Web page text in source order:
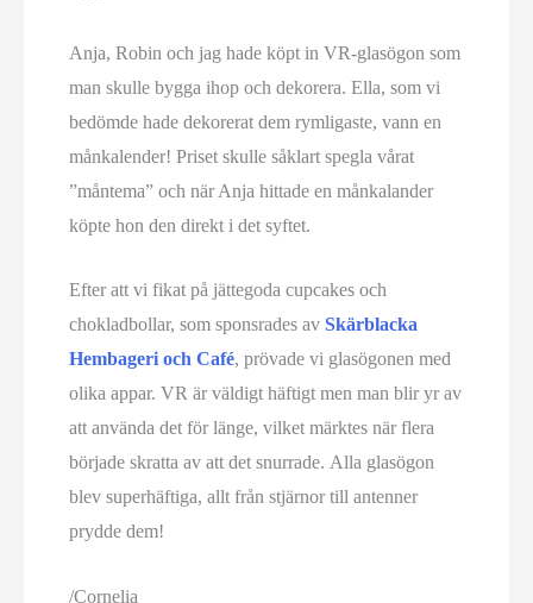
Anja, Robin och jag hade köpt in VR-glasögon som
man skulle bygga ihop och dekorera. Ella, som vi
bedömde hade dekorerat dem rymligaste, vann en
månkalender! Priset skulle såklart spegla vårat
”måntema” och när Anja hittade en månkalander
köpte hon den direkt i det syftet.
Efter att vi fikat på jättegoda cupcakes och
chokladbollar, som sponsrades avSkärblacka
Hembageri och Café, prövade vi glasögonen med
olika appar. VR är väldigt häftigt men man blir yr av
att använda det för länge, vilket märktes när flera
började skratta av att det snurrade. Alla glasögon
blev superhäftiga, allt från stjärnor till antenner
prydde dem!
/Cornelia